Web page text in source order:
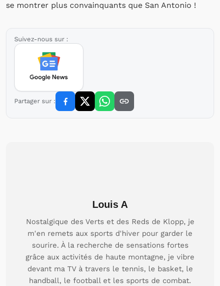
se montrer plus convainquants que San Antonio !
Suivez-nous sur :
Partager sur :
Louis A
Nostalgique des Verts et des Reds de Klopp, je
m'en remets aux sports d'hiver pour garder le
sourire. À la recherche de sensations fortes
grâce aux activités de haute montagne, je vibre
devant ma TV à travers le tennis, le basket, le
handball, le football et les sports de combat.